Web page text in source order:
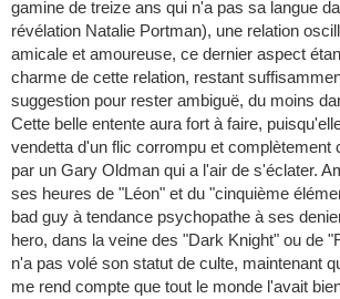
gamine de treize ans qui n'a pas sa langue
révélation Natalie Portman), une relation
amicale et amoureuse, ce dernier aspect
charme de cette relation, restant
suggestion pour rester ambiguë, du moins
Cette belle entente aura fort à faire,
vendetta d'un flic corrompu et complètement
par un Gary Oldman qui a l'air de s'éclater.
ses heures de "Léon" et du "cinquième
bad guy à tendance psychopathe à ses
hero, dans la veine des "Dark Knight" ou de
n'a pas volé son statut de culte, maintenant
me rend compte que tout le monde l'avait